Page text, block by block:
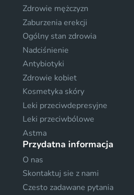
Zdrowie mężczyzn
Zaburzenia erekcji
Ogólny stan zdrowia
Nadciśnienie
Antybiotyki
Zdrowie kobiet
Kosmetyka skóry
Leki przeciwdepresyjne
Leki przeciwbólowe
Astma
Przydatna informacja
O nas
Skontaktuj sie z nami
Czesto zadawane pytania